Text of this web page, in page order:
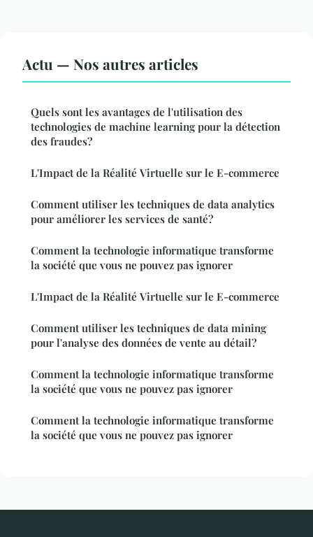
Actu — Nos autres articles
Quels sont les avantages de l'utilisation des
technologies de machine learning pour la détection
des fraudes?
L'Impact de la Réalité Virtuelle sur le E-commerce
Comment utiliser les techniques de data analytics
pour améliorer les services de santé?
Comment la technologie informatique transforme
la société que vous ne pouvez pas ignorer
L'Impact de la Réalité Virtuelle sur le E-commerce
Comment utiliser les techniques de data mining
pour l'analyse des données de vente au détail?
Comment la technologie informatique transforme
la société que vous ne pouvez pas ignorer
Comment la technologie informatique transforme
la société que vous ne pouvez pas ignorer